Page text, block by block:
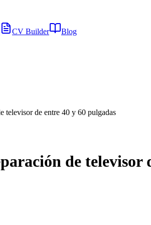
CV Builder Blog
televisor de entre 40 y 60 pulgadas
de televisor